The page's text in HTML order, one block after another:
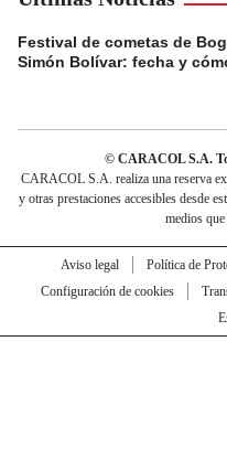
Festival de cometas de
Simón Bolívar: fecha y
© CARACOL S.A.
CARACOL S.A. realiza una reserva
y otras prestaciones accesibles desde
medios
Aviso legal Política de
Configuración de cookies